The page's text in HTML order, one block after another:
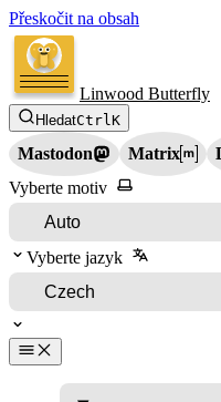
Přeskočit na obsah
Linwood Butterfly
HledatCtrlK
Mastodon Matrix
Vyberte motiv
Vyberte jazyk